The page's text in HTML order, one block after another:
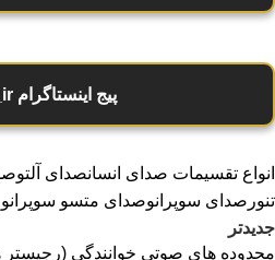
پیج اینستاگرام Dordo_ir
انواع تقسیمات صدای انسانصدای آلتو
تنور صدای سوپرانوصدای متسو سوپرانو
جدیدتر
محدوده های صوتی خوانندگی